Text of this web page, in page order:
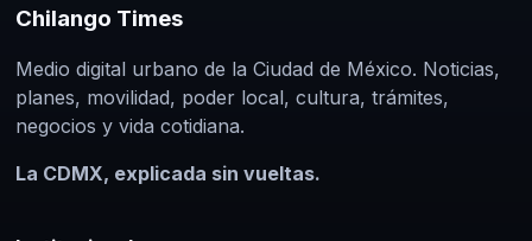
Desobedientes”.
Chilango Times
Medio digital urbano de la Ciudad de México. Noticias,
planes, movilidad, poder local, cultura, trámites,
negocios y vida cotidiana.
La CDMX, explicada sin vueltas.